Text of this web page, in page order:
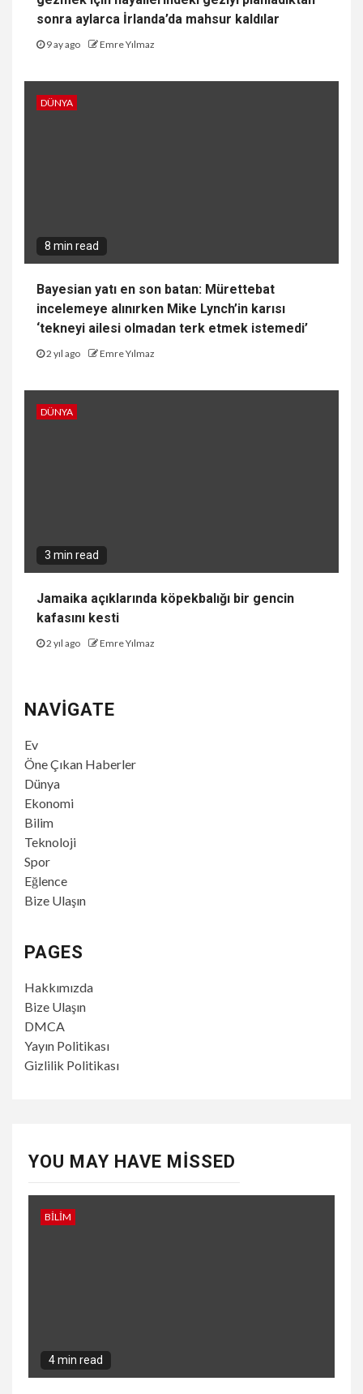
sonra aylarca İrlanda’da mahsur kaldılar
9 ay ago Emre Yılmaz
DÜNYA
8 min read
Bayesian yatı en son batan: Mürettebat
incelemeye alınırken Mike Lynch’in karısı
‘tekneyi ailesi olmadan terk etmek istemedi’
2 yıl ago Emre Yılmaz
DÜNYA
3 min read
Jamaika açıklarında köpekbalığı bir gencin
kafasını kesti
2 yıl ago Emre Yılmaz
NAVIGATE
Ev
Öne Çıkan Haberler
Dünya
Ekonomi
Bilim
Teknoloji
Spor
Eğlence
Bize Ulaşın
PAGES
Hakkımızda
Bize Ulaşın
DMCA
Yayın Politikası
Gizlilik Politikası
YOU MAY HAVE MISSED
BILIM
4 min read